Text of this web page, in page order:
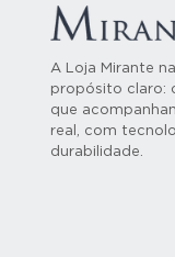
A Loja Mirante
propósito claro:
que
real, com
durabilidade.